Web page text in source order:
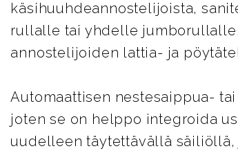
käsihuuhdeannostelijoista,
rullalle tai yhdelle
annostelijoiden lattia- ja
Automaattisen nestesaippua-
joten se on helppo integroida
uudelleen täytettävällä säiliöllä,